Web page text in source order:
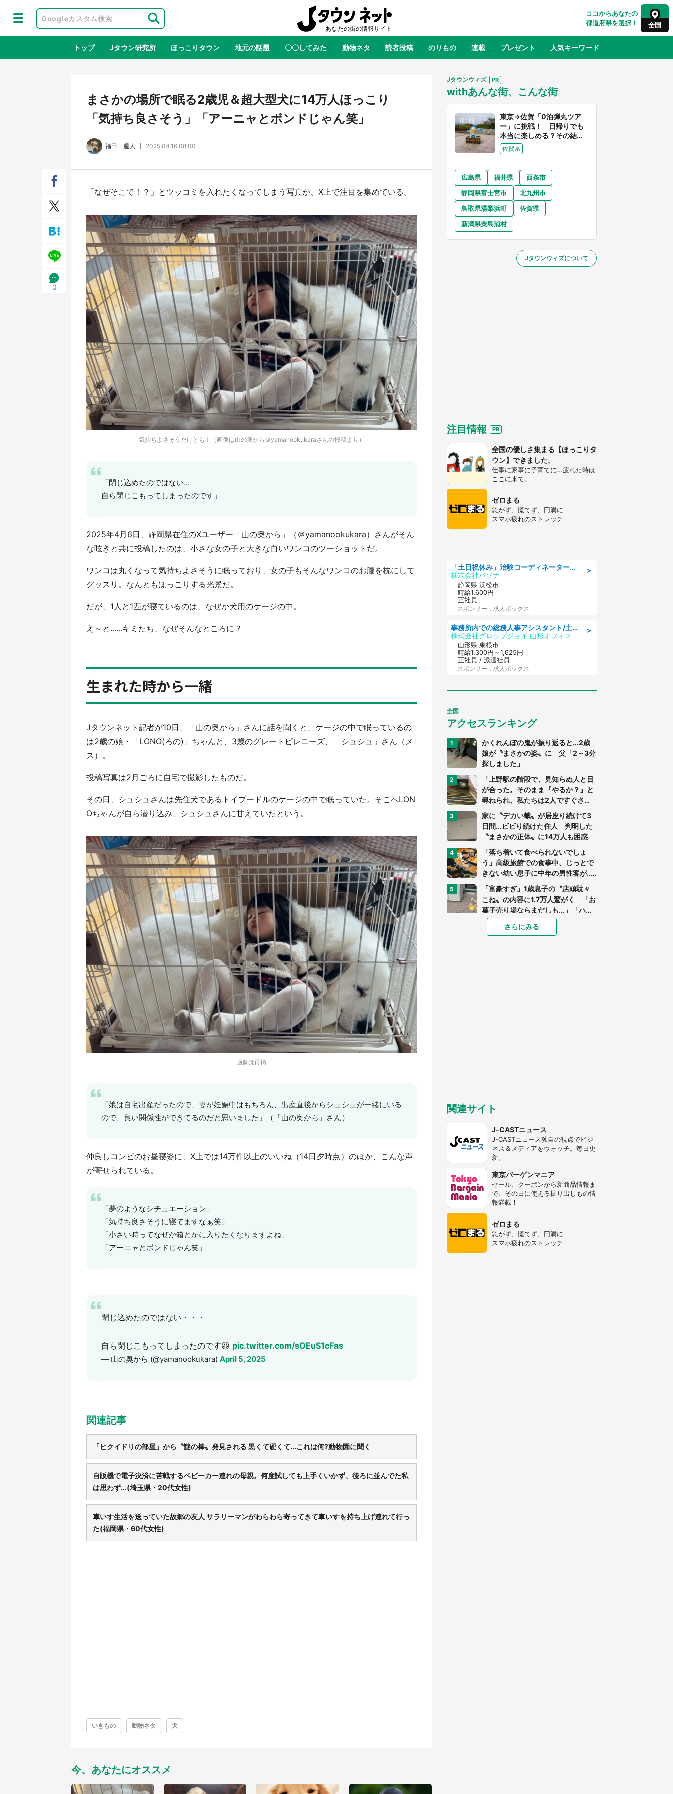
ココからあなたの
都道府県を選択！
全国
全国 全国
東北 青森 岩手 山形 福島
関東 茨城 千葉 東京 神奈川
奈良 和歌山
中国 鳥取 島根 岡山 山口
四国 徳島 香川 愛媛
九州 福岡 佐賀 長崎 大分 宮崎
トップ Jタウン研究所 ほっこりタウン 地元の話題 〇〇してみた 動物ネタ 読者投稿 のりもの 連載 プレゼント 人気キーワード
地域×二次元 絶景 あの時はありがとう 物語がはじまる町へ ふるさと納税
が生産されてます【7／31～1／31】
ラボ、本邦初公開の「猫猫像」も【8
／1～10／26】
舗「鐘崎」コラボで限定グッズも【8
／1～31】
『小林さんちのメイドラゴン』と舞台
のモデル・越谷がコラボ 田んぼアー
トの見頃にあわせて企画続々【7／31
～】
もっとみる
まさかの場所で眠る2歳児＆超大型犬に14万人ほっこり
「気持ち良さそう」「アーニャとボンドじゃん笑」
福田 週人 2025.04.16 08:00
0
「なぜそこで！？」とツッコミを入れたくなってしまう写真が、X上で注目を集めている。
気持ちよさそうだけども！（画像は山の奥から＠yamanookukaraさんの投稿より）
「閉じ込めたのではない...
自ら閉じこもってしまったのです」
2025年4月6日、静岡県在住のXユーザー「山の奥から」（＠yamanookukara）さんがそん
な呟きと共に投稿したのは、小さな女の子と大きな白いワンコのツーショットだ。
ワンコは丸くなって気持ちよさそうに眠っており、女の子もそんなワンコのお腹を枕にして
グッスリ。なんともほっこりする光景だ。
だが、1人と1匹が寝ているのは、なぜか犬用のケージの中。
え～と......キミたち、なぜそんなところに？
生まれた時から一緒
Jタウンネット記者が10日、「山の奥から」さんに話を聞くと、ケージの中で眠っているの
は2歳の娘・「LONO(ろの)」ちゃんと、3歳のグレートピレニーズ、「シュシュ」さん（メ
ス）。
投稿写真は2月ごろに自宅で撮影したものだ。
その日、シュシュさんは先住犬であるトイプードルのケージの中で眠っていた。そこへLON
Oちゃんが自ら潜り込み、シュシュさんに甘えていたという。
画像は再掲
「娘は自宅出産だったので、妻が妊娠中はもちろん、出産直後からシュシュが一緒にいる
ので、良い関係性ができてるのだと思いました」（「山の奥から」さん）
仲良しコンビのお昼寝姿に、X上では14万件以上のいいね（14日夕時点）のほか、こんな声
が寄せられている。
「夢のようなシチュエーション」
「気持ち良さそうに寝てますなぁ笑」
「小さい時ってなぜか箱とかに入りたくなりますよね」
「アーニャとボンドじゃん笑」
閉じ込めたのではない・・・
自ら閉じこもってしまったのです😆 pic.twitter.com/sOEuS1cFas
— 山の奥から (@yamanookukara) April 5, 2025
関連記事
「ヒクイドリの部屋」から〝謎の棒〟発見される 黒くて硬くて...これは何?動物園に聞く
自販機で電子決済に苦戦するベビーカー連れの母親。何度試しても上手くいかず、後ろに並んでた私
は思わず...(埼玉県・20代女性)
車いす生活を送っていた故郷の友人 サラリーマンがわらわら寄ってきて車いすを持ち上げ連れて行っ
た(福岡県・60代女性)
いきもの 動物ネタ 犬
今、あなたにオススメ
Jタウンウィズ
withあんな街、こんな街
東京→佐賀「0泊弾丸ツア
ー」に挑戦！ 日帰りでも
本当に楽しめる？その結果
は...
佐賀県
広島県 福井県
西条市
静岡県富士宮市
北九州市
鳥取県湯梨浜町
佐賀県
新潟県粟島浦村
Jタウンウィズについて
注目情報
全国の優しさ集まる【ほっこりタ
ウン】できました。
仕事に家事に子育てに...疲れた時は
ここに来て。
ゼロまる
急がず、慌てず、円満に
スマホ疲れのストレッチ
＞
「土日祝休み」治験コーディネーターのお仕事/未経験OK
株式会社パソナ
静岡県 浜松市
時給1,600円
正社員
スポンサー：求人ボックス
＞
事務所内での総務人事アシスタント/土日祝休/交通費支給
株式会社グロップジョイ 山形オフィス
山形県 東根市
時給1,300円～1,625円
正社員 / 派遣社員
スポンサー：求人ボックス
全国
アクセスランキング
かくれんぼの鬼が振り返ると...2歳
娘が〝まさかの姿〟に 父「2～3分
探しました」
「上野駅の階段で、見知らぬ人と目
が合った。そのまま『やるか？』と
尋ねられ、私たちは2人ですぐさ
ま...」（茨城県・70代男性）
家に〝デカい蛾〟が居座り続けて3
日間...ビビり続けた住人 判明した
〝まさかの正体〟に14万人も困惑
「落ち着いて食べられないでしょ
う」高級旅館での食事中、じっとで
きない幼い息子に中年の男性客が...
（東京都・40代男性）
「富豪すぎ」1歳息子の〝店頭駄々
こね〟の内容に1.7万人驚がく 「お
菓子売り場ならまだしも...」「ハー
ドル高い」
あまりにも四角すぎる猫、激写され
る 「これもう座布団だろ」「食パ
ンの耳」と1.4万人困惑
求めると、住人の男性が...」
さらにみる
関連サイト
J-CASTニュース
J-CASTニュース独自の視点でビジ
ネス＆メディアをウォッチ。毎日更
新。
東京バーゲンマニア
セール、クーポンから新商品情報ま
で、その日に使える掘り出しもの情
報満載！
ゼロまる
急がず、慌てず、円満に
スマホ疲れのストレッチ